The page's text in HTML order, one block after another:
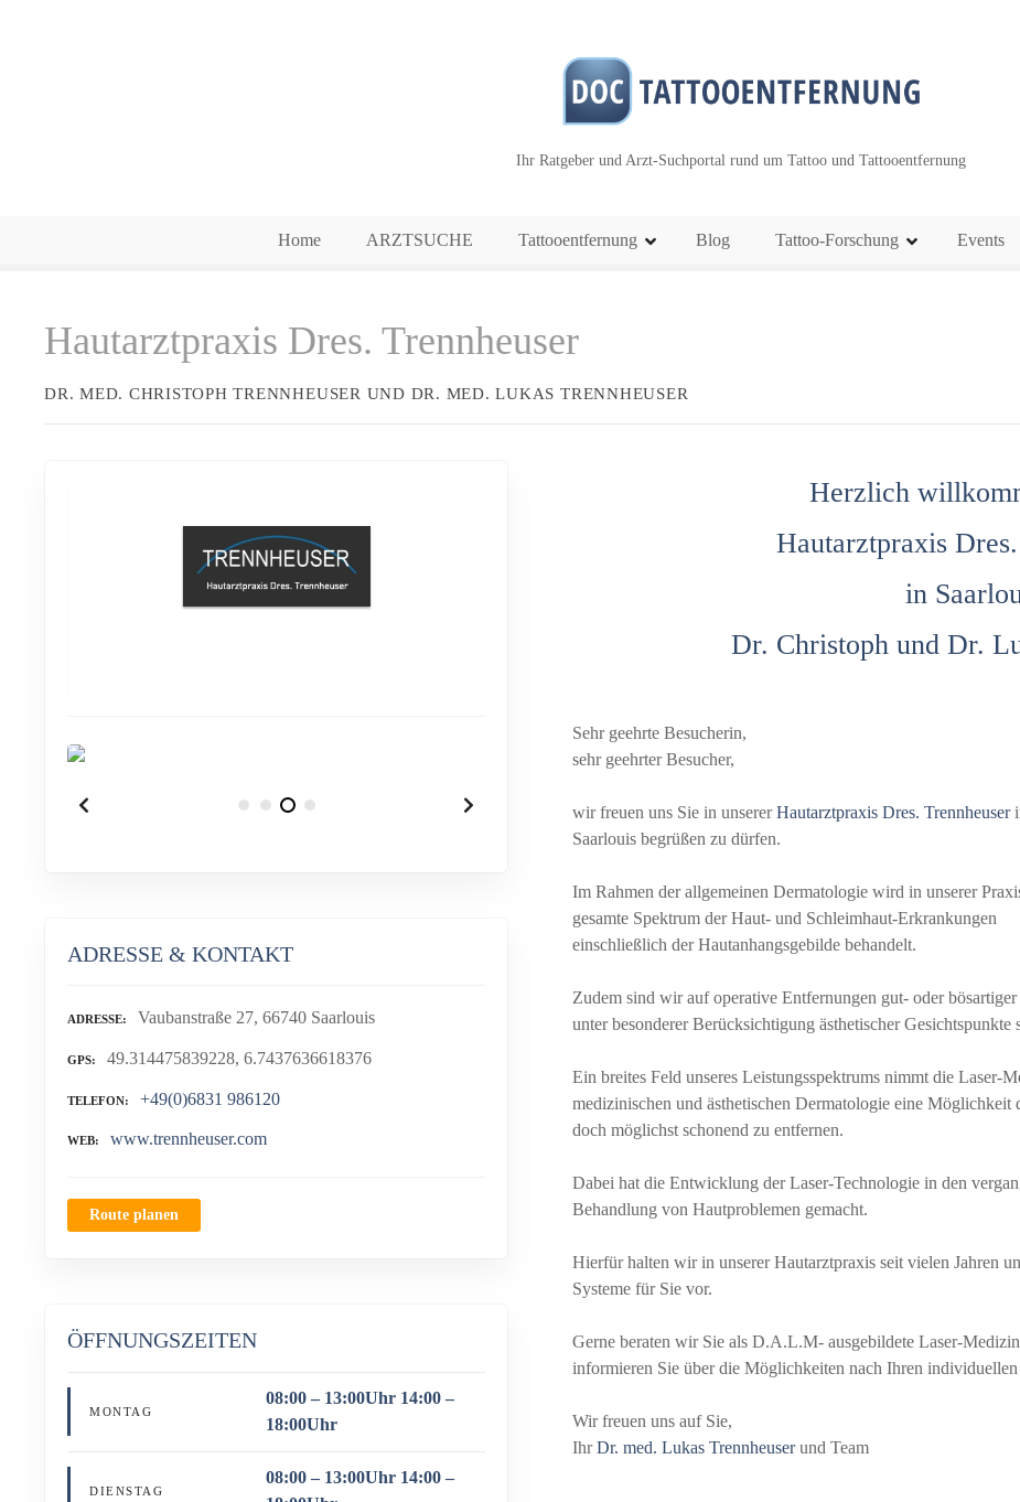
Ihr Ratgeber und Arzt-Suchportal rund um Tattoo und Tattooentfernung
Home ARZTSUCHE Tattooentfernung Blog Tattoo-Forschung Events
Hautarztpraxis Dres. Trennheuser
DR. MED. CHRISTOPH TRENNHEUSER UND DR. MED. LUKAS TRENNHEUSER
ADRESSE & KONTAKT
ADRESSE Vaubanstraße 27, 66740 Saarlouis
GPS 49.314475839228, 6.7437636618376
TELEFON +49(0)6831 986120
WEB www.trennheuser.com
Route planen
ÖFFNUNGSZEITEN
MONTAG
08:00 – 13:00Uhr 14:00 –
18:00Uhr
DIENSTAG
08:00 – 13:00Uhr 14:00 –
Herzlich
Hautarztpraxis
in
Dr. Christoph und Dr.
Sehr geehrte Besucherin,
sehr geehrter Besucher,
wir freuen uns Sie in unsererHautarztpraxis Dres. Trennheuser
Saarlouis begrüßen zu dürfen.
Im Rahmen der allgemeinen Dermatologie wird in unserer
gesamte Spektrum der Haut- und Schleimhaut-Erkrankungen
einschließlich der Hautanhangsgebilde behandelt.
Zudem sind wir auf operative Entfernungen gut- oder
unter besonderer Berücksichtigung ästhetischer Gesichtspunkte
Ein breites Feld unseres Leistungsspektrums nimmt die Laser-
medizinischen und ästhetischen Dermatologie eine Möglichkeit
doch möglichst schonend zu entfernen.
Dabei hat die Entwicklung der Laser-Technologie in den
Behandlung von Hautproblemen gemacht.
Hierfür halten wir in unserer Hautarztpraxis seit vielen Jahren
Systeme für Sie vor.
Gerne beraten wir Sie als D.A.L.M- ausgebildete Laser-
informieren Sie über die Möglichkeiten nach Ihren individuellen
Wir freuen uns auf Sie,
IhrDr. med. Lukas Trennheuserund Team